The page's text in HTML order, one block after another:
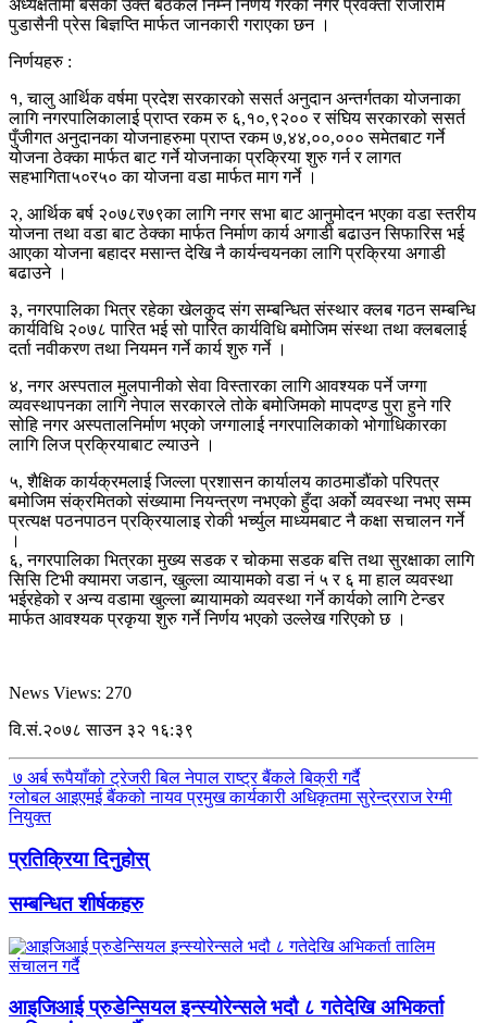
अध्यक्षतामा बसेको उक्त बैठकले निम्न निर्णय गरेको नगर प्रवक्ता राजाराम
पुडासैनी प्रेस बिज्ञप्ति मार्फत जानकारी गराएका छन ।
निर्णयहरु :
१, चालु आर्थिक वर्षमा प्रदेश सरकारको ससर्त अनुदान अन्तर्गतका योजनाका
लागि नगरपालिकालाई प्राप्त रकम रु ६,१०,९२०० र संघिय सरकारको ससर्त
पुँजीगत अनुदानका योजनाहरुमा प्राप्त रकम ७,४४,००,००० समेतबाट गर्ने
योजना ठेक्का मार्फत बाट गर्ने योजनाका प्रक्रिया शुरु गर्न र लागत
सहभागिता५०र५० का योजना वडा मार्फत माग गर्ने ।
२, आर्थिक बर्ष २०७८र७९का लागि नगर सभा बाट आनुमोदन भएका वडा स्तरीय
योजना तथा वडा बाट ठेक्का मार्फत निर्माण कार्य अगाडी बढाउन सिफारिस भई
आएका योजना बहादर मसान्त देखि नै कार्यन्वयनका लागि प्रक्रिया अगाडी
बढाउने ।
३, नगरपालिका भित्र रहेका खेलकुद संग सम्बन्धित संस्थार क्लब गठन सम्बन्धि
कार्यविधि २०७८ पारित भई सो पारित कार्यविधि बमोजिम संस्था तथा क्लबलाई
दर्ता नवीकरण तथा नियमन गर्ने कार्य शुरु गर्ने ।
४, नगर अस्पताल मुलपानीको सेवा विस्तारका लागि आवश्यक पर्ने जग्गा
व्यवस्थापनका लागि नेपाल सरकारले तोके बमोजिमको मापदण्ड पुरा हुने गरि
सोहि नगर अस्पतालनिर्माण भएको जग्गालाई नगरपालिकाको भोगाधिकारका
लागि लिज प्रक्रियाबाट ल्याउने ।
५, शैक्षिक कार्यक्रमलाई जिल्ला प्रशासन कार्यालय काठमाडौंको परिपत्र
बमोजिम संक्रमितको संख्यामा नियन्त्रण नभएको हुँदा अर्को व्यवस्था नभए सम्म
प्रत्यक्ष पठनपाठन प्रक्रियालाइ रोकी भर्च्युल माध्यमबाट नै कक्षा सचालन गर्ने
।
६, नगरपालिका भित्रका मुख्य सडक र चोकमा सडक बत्ति तथा सुरक्षाका लागि
सिसि टिभी क्यामरा जडान, खुल्ला व्यायामको वडा नं ५ र ६ मा हाल व्यवस्था
भईरहेको र अन्य वडामा खुल्ला ब्यायामको व्यवस्था गर्ने कार्यको लागि टेन्डर
मार्फत आवश्यक प्रकृया शुरु गर्ने निर्णय भएको उल्लेख गरिएको छ ।
News Views: 270
वि.सं.२०७८ साउन ३२ १६:३९
७ अर्ब रूपैयाँको ट्रेजरी बिल नेपाल राष्ट्र बैंकले बिक्री गर्दै
ग्लोबल आइएमई बैंकको नायव प्रमुख कार्यकारी अधिकृतमा सुरेन्द्रराज रेग्मी
नियुक्त
प्रतिक्रिया दिनुहोस्
सम्बन्धित शीर्षकहरु
आइजिआई प्रुडेन्सियल इन्स्योरेन्सले भदौ ८ गतेदेखि अभिकर्ता